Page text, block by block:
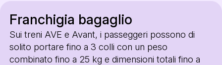
Franchigia bagaglio
Sui treni AVE e Avant, i passeggeri possono di
solito portare fino a 3 colli con un peso
combinato fino a 25 kg e dimensioni totali fino a